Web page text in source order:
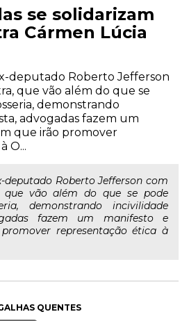
se solidarizam
Cármen Lúcia
deputado Roberto Jefferson
que vão além do que se
demonstrando
advogadas fazem um
que irão promover
O...
deputado Roberto Jefferson com
que vão além do que se pode
demonstrando incivilidade
fazem um manifesto e
representação ética à
QUENTES